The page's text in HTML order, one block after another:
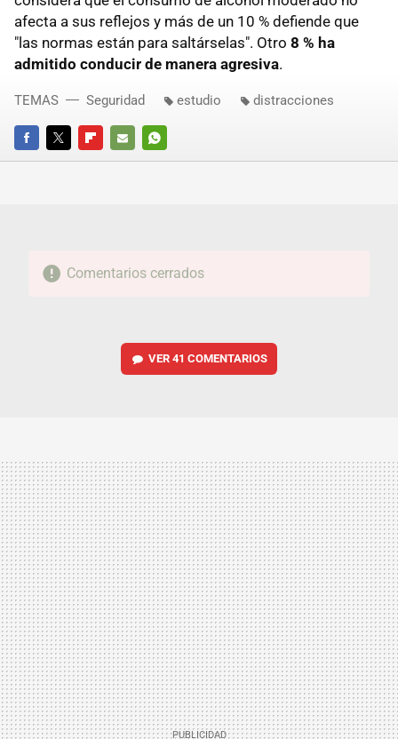
afecta a sus reflejos y más de un 10 % defiende que
"las normas están para saltárselas". Otro 8 % ha
admitido conducir de manera agresiva.
FACEBOOKTWITTERFLIPBOARD
E-
WHATSAPP
TEMAS Seguridad estudio distracciones
Comentarios cerrados
VER 41 COMENTARIOS